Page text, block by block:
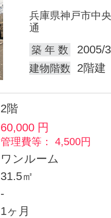
兵庫県神戸市中
通
築 年 数
2005/
建物階数 2階建
2階
60,000 円
管理費等： 4,500円
ワンルーム
31.5㎡
-
1ヶ月